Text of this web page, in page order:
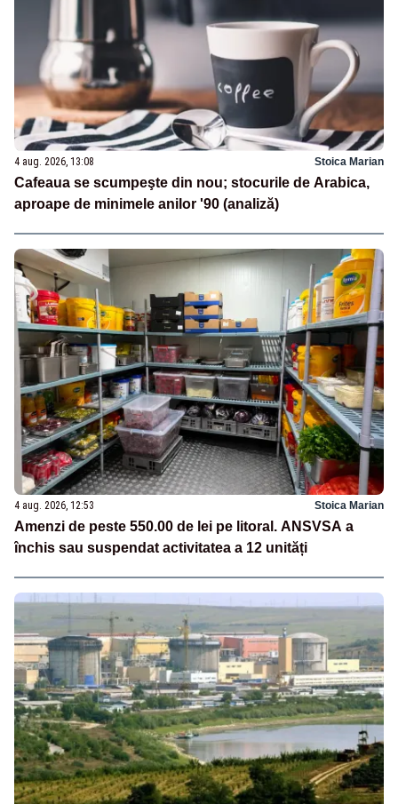
4 aug. 2026, 13:08 Stoica Marian
Cafeaua se scumpeşte din nou; stocurile de Arabica,
aproape de minimele anilor '90 (analiză)
4 aug. 2026, 12:53 Stoica Marian
Amenzi de peste 550.00 de lei pe litoral. ANSVSA a
închis sau suspendat activitatea a 12 unități